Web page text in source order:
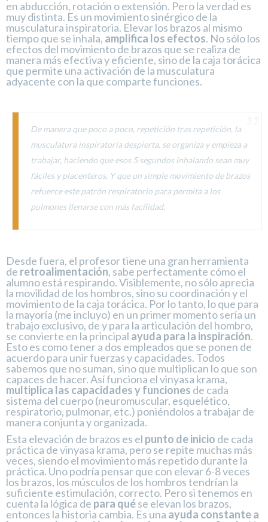
en abducción, rotación o extensión. Pero la verdad es
muy distinta. Es un movimiento sinérgico de la
musculatura inspiratoria. Elevar los brazos al mismo
tiempo que se inhala, amplifica los efectos. No sólo los
efectos del movimiento de brazos que se realiza de
manera más efectiva y eficiente, sino de la caja torácica
que permite una activación de la musculatura
adyacente con la que comparte funciones.
De manera que poco a poco, repetición tras repetición, la
musculatura inspiratoria despierta, se organiza y empieza a
trabajar, haciendo que esos 5 segundos inhalando sean muy
fáciles y placenteros. Y que un simple movimiento de brazos
refuerce este patrón respiratorio para permita a los
pulmones llenarse con más facilidad.
Desde fuera, el profesor tiene una gran herramienta
de retroalimentación, sabe perfectamente cómo el
alumno está respirando. Visiblemente, no sólo aprecia
la movilidad de los hombros, sino su coordinación y el
movimiento de la caja torácica. Por lo tanto, lo que para
la mayoría (me incluyo) en un primer momento sería un
trabajo exclusivo, de y para la articulación del hombro,
se convierte en la principal ayuda para la inspiración.
Esto es como tener a dos empleados que se ponen de
acuerdo para unir fuerzas y capacidades. Todos
sabemos que no suman, sino que multiplican lo que son
capaces de hacer. Así funciona el vinyasa krama,
multiplica las capacidades y funciones de cada
sistema del cuerpo (neuromuscular, esquelético,
respiratorio, pulmonar, etc.) poniéndolos a trabajar de
manera conjunta y organizada.
Esta elevación de brazos es el punto de inicio de cada
práctica de vinyasa krama, pero se repite muchas más
veces, siendo el movimiento más repetido durante la
práctica. Uno podría pensar que con elevar 6-8 veces
los brazos, los músculos de los hombros tendrían la
suficiente estimulación, correcto. Pero si tenemos en
cuenta la lógica de para quése elevan los brazos,
entonces la historia cambia. Es una ayuda constante a